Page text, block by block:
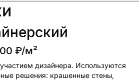
₽/м²
дизайнера. Используются
решения: крашенные стены,